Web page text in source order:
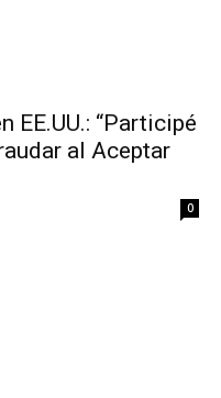
EE.UU.: “Participé
al Aceptar
0